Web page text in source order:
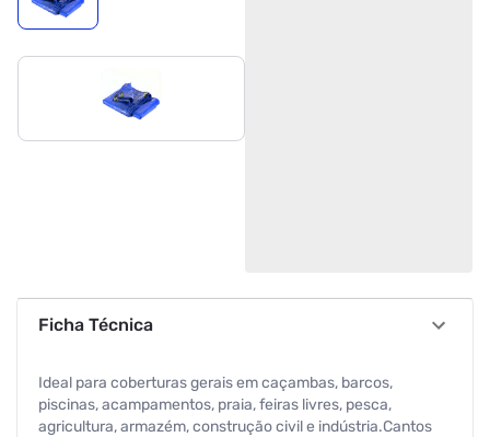
Ficha Técnica
Ideal para coberturas gerais em caçambas, barcos,
piscinas, acampamentos, praia, feiras livres, pesca,
agricultura, armazém, construção civil e indústria.Cantos